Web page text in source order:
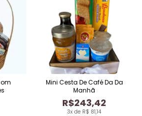
3x de R$ 81,14
R$243,42
Mini Cesta De Café Da Da
Manhã